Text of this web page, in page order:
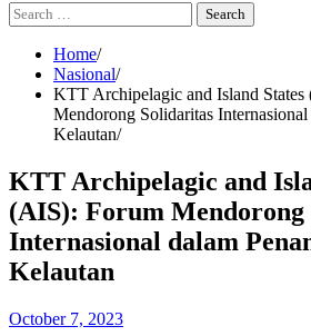
Search
for:
Home
Nasional
KTT Archipelagic and Island
Mendorong Solidaritas Internasional
Kelautan
KTT Archipelagic and
(AIS): Forum
Internasional dalam
Kelautan
October 7, 2023